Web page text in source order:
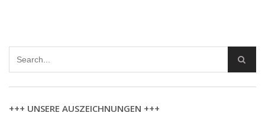
+++ UNSERE AUSZEICHNUNGEN +++